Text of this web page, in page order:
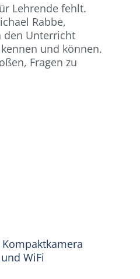
Lehrende fehlt.
Rabbe,
den Unterricht
und können.
Fragen zu
Kompaktkamera
WiFi